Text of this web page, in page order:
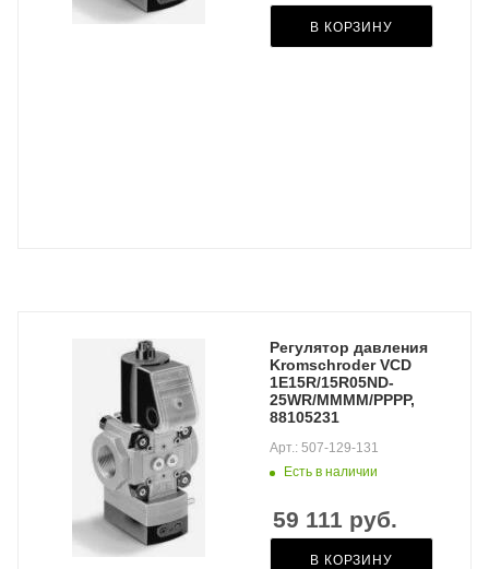
В КОРЗИНУ
Регулятор давления
Kromschroder VCD
1E15R/15R05ND-
25WR/MMMM/PPPP,
88105231
Есть в наличии
Арт.: 507-129-131
59 111 руб.
В КОРЗИНУ